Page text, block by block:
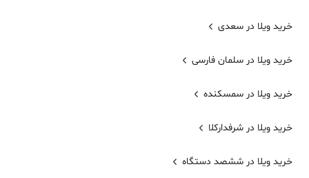
خرید ویلا در سعدی
خرید ویلا در سلمان فارسی
خرید ویلا در سمسکنده
خرید ویلا در شرفدارکلا
خرید ویلا در ششصد دستگاه